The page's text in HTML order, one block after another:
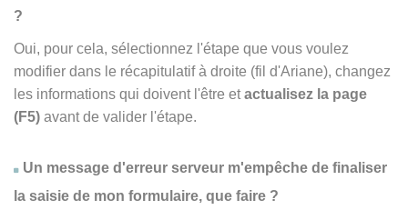
?
Oui, pour cela, sélectionnez l'étape que vous voulez
modifier dans le récapitulatif à droite (fil d'Ariane), changez
les informations qui doivent l'être etactualisez la page
(F5) avant de valider l'étape.
Un message d'erreur serveur m'empêche de finaliser
la saisie de mon formulaire, que faire ?